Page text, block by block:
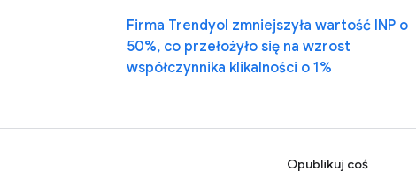
Firma Trendyol zmniejszyła wartość INP o
50%, co przełożyło się na wzrost
współczynnika klikalności o 1%
Opublikuj coś